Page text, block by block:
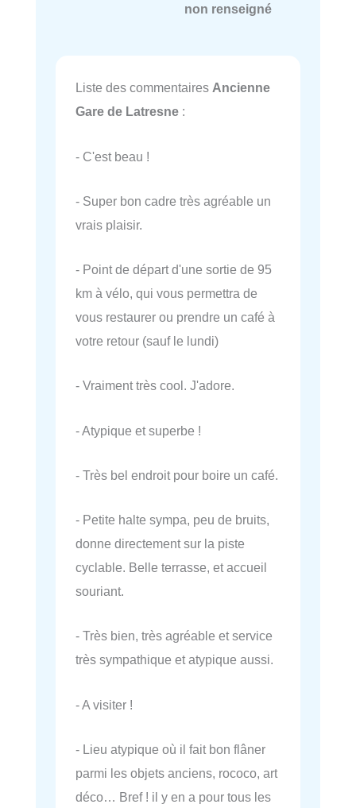
non renseigné
Liste des commentaires Ancienne
Gare de Latresne :
- C'est beau !
- Super bon cadre très agréable un
vrais plaisir.
- Point de départ d'une sortie de 95
km à vélo, qui vous permettra de
vous restaurer ou prendre un café à
votre retour (sauf le lundi)
- Vraiment très cool. J'adore.
- Atypique et superbe !
- Très bel endroit pour boire un café.
- Petite halte sympa, peu de bruits,
donne directement sur la piste
cyclable. Belle terrasse, et accueil
souriant.
- Très bien, très agréable et service
très sympathique et atypique aussi.
- A visiter !
- Lieu atypique où il fait bon flâner
parmi les objets anciens, rococo, art
déco… Bref ! il y en a pour tous les